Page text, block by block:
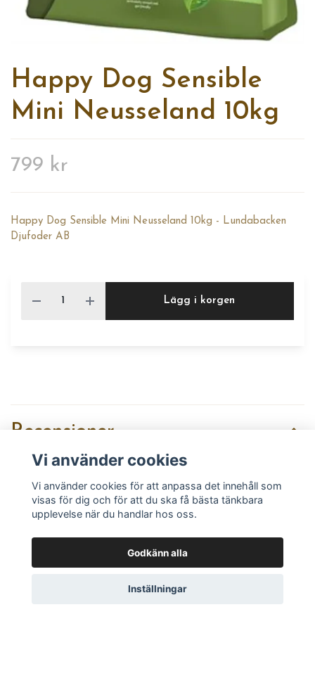
Happy Dog Sensible
Mini Neusseland 10kg
799 kr
Happy Dog Sensible Mini Neusseland 10kg - Lundabacken
Djufoder AB
Lägg i korgen
Recensioner
Recensera produkt
Vi använder cookies
Vi använder cookies för att anpassa det innehåll som
visas för dig och för att du ska få bästa tänkbara
upplevelse när du handlar hos oss.
Godkänn alla
Inställningar